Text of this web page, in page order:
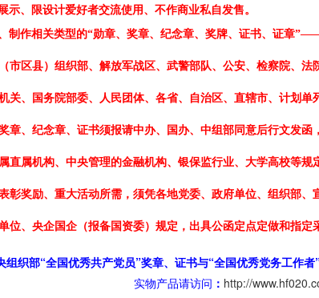
示、限设计爱好者交流使用、不作商业私自发售。
制作相关类型的“勋章、奖章、纪念章、奖牌、证书、证章
市区县）组织部、解放军战区、武警部队、公安、检察院、法
关、国务院部委、人民团体、各省、自治区、直辖市、计划
章、纪念章、证书须报请中办、国办、中组部同意后行文发
直属机构、中央管理的金融机构、银保监行业、大学高校等
彰奖励、重大活动所需，须凭各地党委、政府单位、组织部、
位、央企国企（报备国资委）规定，出具公函定点定做和指定
组织部“全国优秀共产党员”奖章、证书与“全国优秀党务工作
实物产品请访问 ： http://